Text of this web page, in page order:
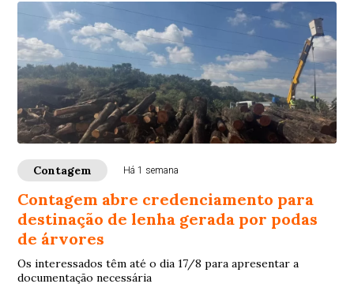
Contagem Há 1 semana
Contagem abre credenciamento para
destinação de lenha gerada por podas
de árvores
Os interessados têm até o dia 17/8 para apresentar a
documentação necessária